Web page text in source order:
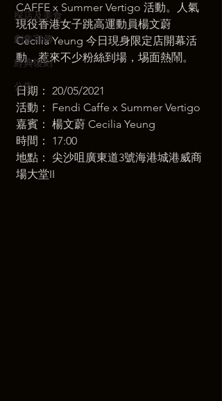
探店及美食
劇集宣傳
經典復刻
公告
CAFFE x Summer Vertigo 活動。人氣
現役香港女子跳高運動員楊文蔚
Cecilia Yeung 今日現身限定店開幕活
動，惹來不少粉絲到場，埸面熱鬧。
日期： 20/05/2021
活動： Fendi Caffe x Summer Vertigo
嘉賓： 楊文蔚 Cecilia Yeung
時間： 17:00
地點： 尖沙咀廣東道3號海港城港威商
場大堂II